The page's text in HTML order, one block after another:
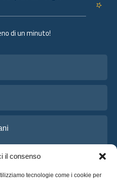
il consenso
tecnologie come i cookie per
di un minuto!